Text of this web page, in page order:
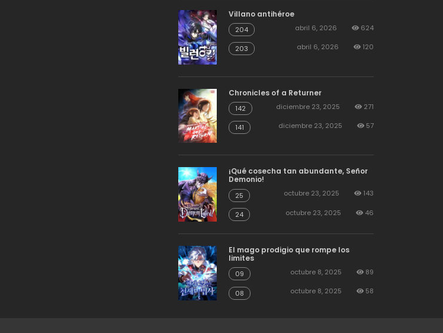
Villano antihéroe
204 abril 6, 2026 624
203 abril 6, 2026 120
Chronicles of a Returner
142 diciembre 23, 2025 271
141 diciembre 23, 2025 57
¡Qué cosecha tan abundante, Señor
Demonio!
25 octubre 23, 2025 143
24 octubre 23, 2025 46
El mago prodigio que rompe los
limites
09 octubre 8, 2025 89
08 octubre 8, 2025 58